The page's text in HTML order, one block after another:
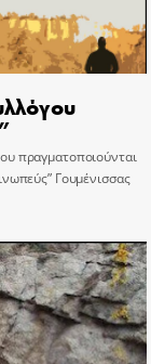
πραγματοποιούνται
Γουμένισσας